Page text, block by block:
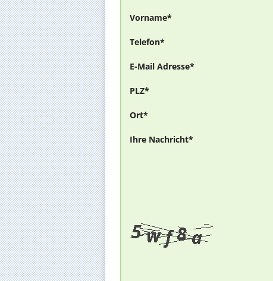
Vorname*
Telefon*
E-Mail Adresse*
PLZ*
Ort*
Ihre Nachricht*